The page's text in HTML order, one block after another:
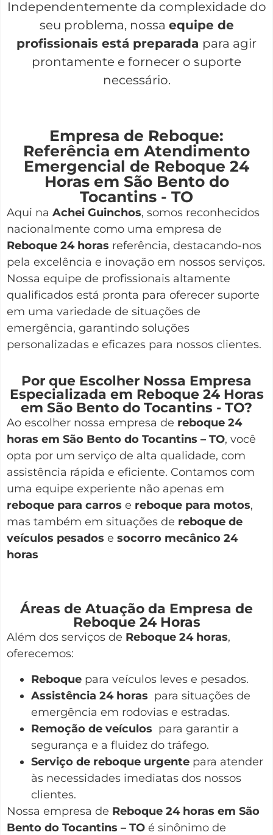
Independentemente da complexidade do
seu problema, nossa equipe de
profissionais está preparada para agir
prontamente e fornecer o suporte
necessário.
Empresa de Reboque:
Referência em Atendimento
Emergencial de Reboque 24
Horas em São Bento do
Tocantins - TO
Aqui na Achei Guinchos, somos reconhecidos
nacionalmente como uma empresa de
Reboque 24 horas referência, destacando-nos
pela excelência e inovação em nossos serviços.
Nossa equipe de profissionais altamente
qualificados está pronta para oferecer suporte
em uma variedade de situações de
emergência, garantindo soluções
personalizadas e eficazes para nossos clientes.
Por que Escolher Nossa Empresa
Especializada em Reboque 24 Horas
em São Bento do Tocantins - TO?
Ao escolher nossa empresa de reboque 24
horas em São Bento do Tocantins – TO, você
opta por um serviço de alta qualidade, com
assistência rápida e eficiente. Contamos com
uma equipe experiente não apenas em
reboque para carros e reboque para motos,
mas também em situações de reboque de
veículos pesados e socorro mecânico 24
horas
Áreas de Atuação da Empresa de
Reboque 24 Horas
Além dos serviços de Reboque 24 horas,
oferecemos:
Reboque para veículos leves e pesados.
Assistência 24 horas para situações de
emergência em rodovias e estradas.
Remoção de veículos para garantir a
segurança e a fluidez do tráfego.
Serviço de reboque urgente para atender
às necessidades imediatas dos nossos
clientes.
Nossa empresa de Reboque 24 horas em São
Bento do Tocantins – TO é sinônimo de